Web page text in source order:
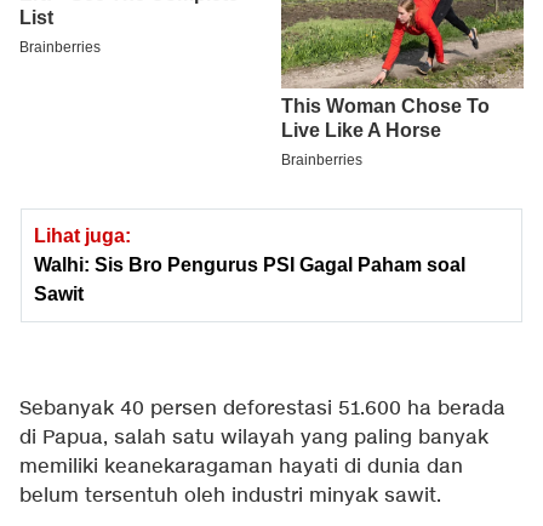
Lihat juga:
Walhi: Sis Bro Pengurus PSI Gagal Paham soal
Sawit
Sebanyak 40 persen deforestasi 51.600 ha berada
di Papua, salah satu wilayah yang paling banyak
memiliki keanekaragaman hayati di dunia dan
belum tersentuh oleh industri minyak sawit.